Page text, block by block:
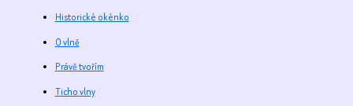
Historické okénko
O vlně
Právě tvořím
Ticho vlny